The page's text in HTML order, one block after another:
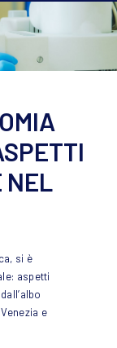
NEL
si è
aspetti
e